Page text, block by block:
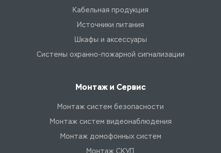
Кабельная продукция
Источники питания
Шкафы и аксессуары
Системы охранно-пожарной сигнализации
Монтаж и Сервис
Монтаж систем безопасности
Монтаж систем видеонаблюдения
Монтаж домофонных систем
Монтаж СКУД